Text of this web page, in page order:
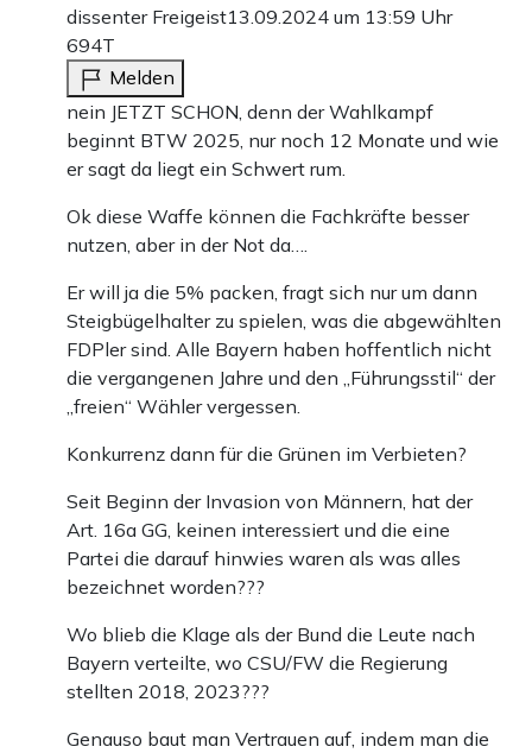
dissenter Freigeist13.09.2024 um 13:59 Uhr
694T
Melden
nein JETZT SCHON, denn der Wahlkampf
beginnt BTW 2025, nur noch 12 Monate und wie
er sagt da liegt ein Schwert rum.
Ok diese Waffe können die Fachkräfte besser
nutzen, aber in der Not da….
Er will ja die 5% packen, fragt sich nur um dann
Steigbügelhalter zu spielen, was die abgewählten
FDPler sind. Alle Bayern haben hoffentlich nicht
die vergangenen Jahre und den „Führungsstil“ der
„freien“ Wähler vergessen.
Konkurrenz dann für die Grünen im Verbieten?
Seit Beginn der Invasion von Männern, hat der
Art. 16a GG, keinen interessiert und die eine
Partei die darauf hinwies waren als was alles
bezeichnet worden???
Wo blieb die Klage als der Bund die Leute nach
Bayern verteilte, wo CSU/FW die Regierung
stellten 2018, 2023???
Genauso baut man Vertrauen auf, indem man die